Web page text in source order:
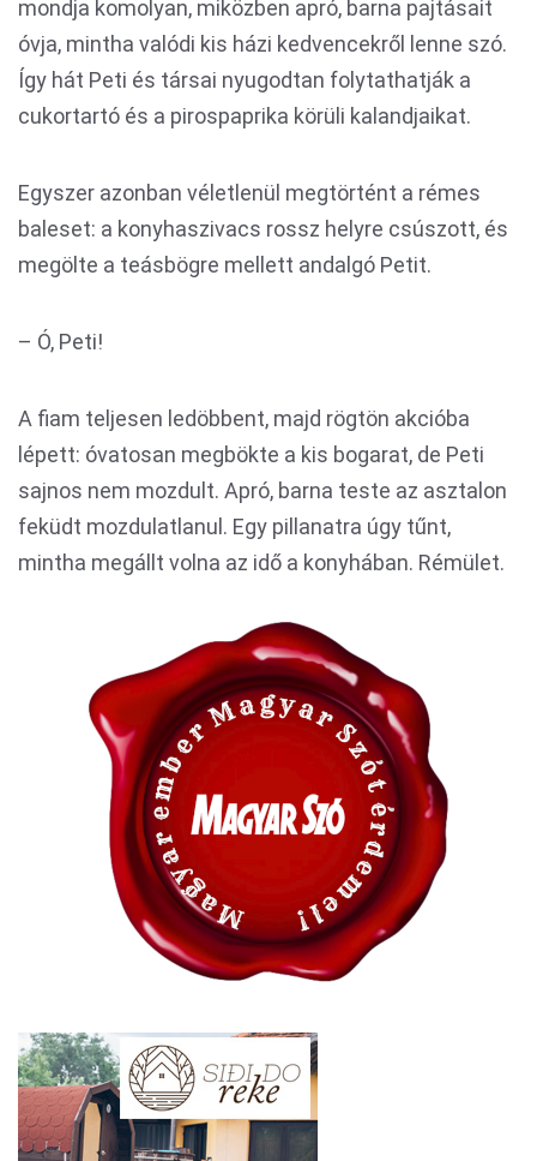
mondja komolyan, miközben apró, barna pajtásait
óvja, mintha valódi kis házi kedvencekről lenne szó.
Így hát Peti és társai nyugodtan folytathatják a
cukortartó és a pirospaprika körüli kalandjaikat.
Egyszer azonban véletlenül megtörtént a rémes
baleset: a konyhaszivacs rossz helyre csúszott, és
megölte a teásbögre mellett andalgó Petit.
– Ó, Peti!
A fiam teljesen ledöbbent, majd rögtön akcióba
lépett: óvatosan megbökte a kis bogarat, de Peti
sajnos nem mozdult. Apró, barna teste az asztalon
feküdt mozdulatlanul. Egy pillanatra úgy tűnt,
mintha megállt volna az idő a konyhában. Rémület.